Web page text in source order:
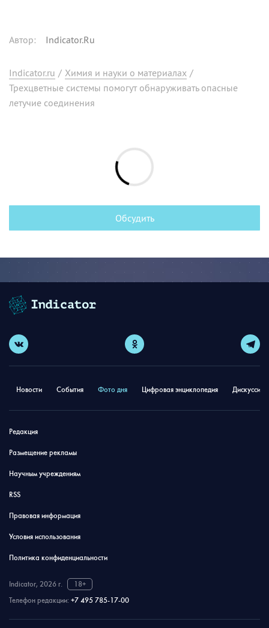
Автор: Indicator.Ru
Indicator.ru / Химия и науки о материалах /
Трехцветные системы помогут обнаруживать опасные
летучие соединения
Обсудить
Новости События Фото дня Цифровая энциклопедия
Редакция
Размещение рекламы
Научным учреждениям
RSS
Правовая информация
Условия использования
Политика конфиденциальности
Indicator, 2026 г.
18+
Телефон редакции: +7 495 785-17-00